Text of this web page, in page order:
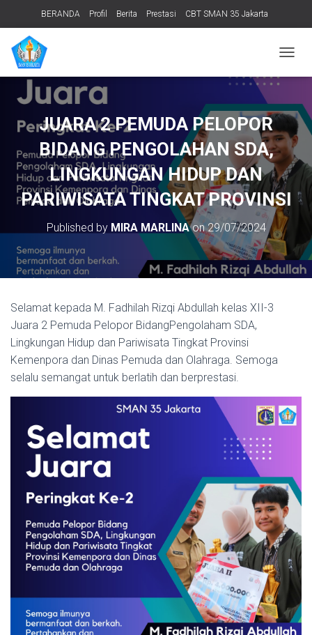
BERANDA Profil Berita Prestasi CBT SMAN 35 Jakarta
PERPUSTAKAAN
O
G
L
A
V
I
G
A
T
O
N
JUARA 2 PEMUDA PELOPOR
BIDANG PENGOLAHAN SDA,
LINGKUNGAN HIDUP DAN
PARIWISATA TINGKAT PROVINSI
Published by MIRA MARLINAon29/07/2024
Selamat kepada M. Fadhilah Rizqi Abdullah kelas XII-3
Juara 2 Pemuda Pelopor BidangPengolaham SDA,
Lingkungan Hidup dan Pariwisata Tingkat Provinsi
Kemenpora dan Dinas Pemuda dan Olahraga. Semoga
selalu semangat untuk berlatih dan berprestasi.